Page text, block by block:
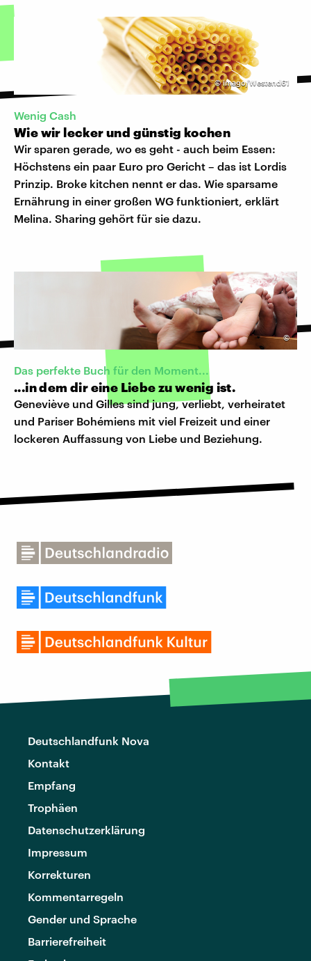
©imago/Westend61
Wenig Cash
Wie wir lecker und günstig kochen
Wir sparen gerade, wo es geht - auch beim Essen:
Höchstens ein paar Euro pro Gericht – das ist Lordis
Prinzip. Broke kitchen nennt er das. Wie sparsame
Ernährung in einer großen WG funktioniert, erklärt
Melina. Sharing gehört für sie dazu.
©
Das perfekte Buch für den Moment...
...in dem dir eine Liebe zu wenig ist.
Geneviève und Gilles sind jung, verliebt, verheiratet
und Pariser Bohémiens mit viel Freizeit und einer
lockeren Auffassung von Liebe und Beziehung.
Deutschlandfunk Nova
Kontakt
Empfang
Trophäen
Datenschutzerklärung
Impressum
Korrekturen
Kommentarregeln
Gender und Sprache
Barrierefreiheit